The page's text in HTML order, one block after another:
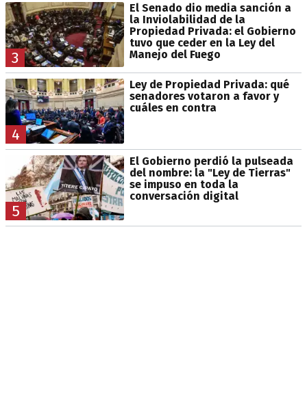
3
El Senado dio media sanción a
la Inviolabilidad de la
Propiedad Privada: el Gobierno
tuvo que ceder en la Ley del
Manejo del Fuego
4
Ley de Propiedad Privada: qué
senadores votaron a favor y
cuáles en contra
5
El Gobierno perdió la pulseada
del nombre: la "Ley de Tierras"
se impuso en toda la
conversación digital